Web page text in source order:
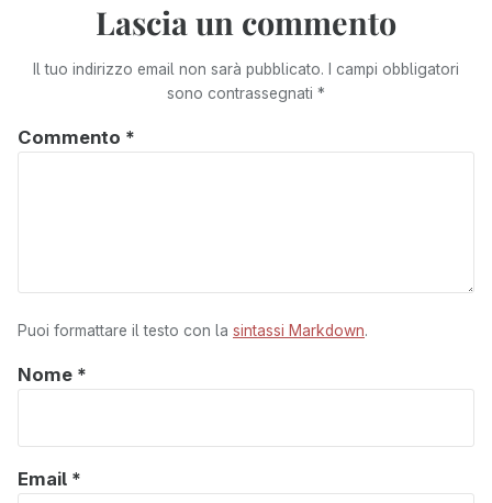
Lascia un commento
Il tuo indirizzo email non sarà pubblicato.
I campi obbligatori
sono contrassegnati *
Commento *
Puoi formattare il testo con la sintassi Markdown.
Nome *
Email *